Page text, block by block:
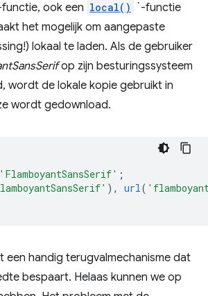
ook een local()
`-functie
het mogelijk om aangepaste
lokaal te laden. Als de gebruiker
op zijn besturingssysteem
wordt de lokale kopie gebruikt in
wordt gedownload.
'FlamboyantSansSerif' ;
), url(
een handig terugvalmechanisme dat
bespaart. Helaas kunnen we op